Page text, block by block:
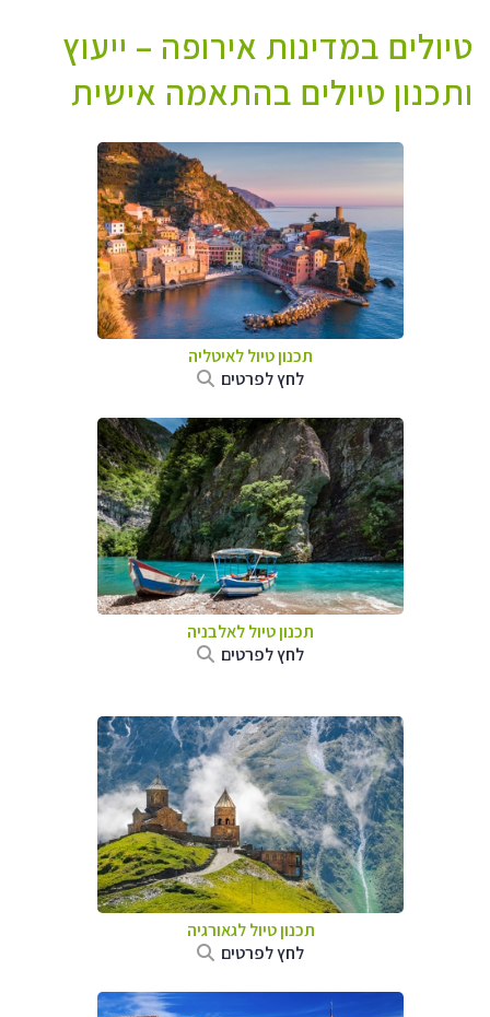
טיולים במדינות אירופה – ייעוץ
ותכנון טיולים בהתאמה אישית
תכנון טיול לאיטליה
לחץ לפרטים
תכנון טיול לאלבניה
לחץ לפרטים
תכנון טיול לגאורגיה
לחץ לפרטים